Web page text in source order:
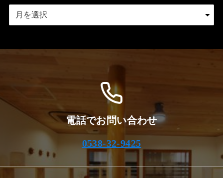
電話でお問い合わせ
0538-32-9425